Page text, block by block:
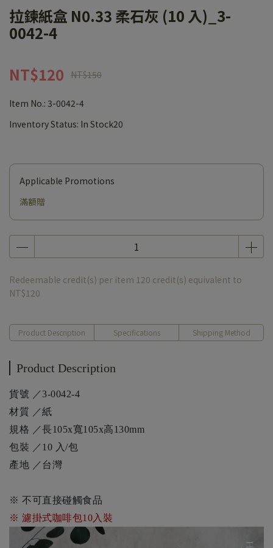
拉鍊紙盒 N0.33 柔石灰 (10 入)_3-
0042-4
NT$120 NT$150
Item No.: 3-0042-4
Inventory Status: In Stock20
Applicable Promotions
滿額贈
Redeemable credit(s) per item 120 credit(s) equivalent to
NT$120
Product Description Specifications Shipping Method
Product Description
貨號 ／3-0042-4
材質 ／紙
規格 ／長105x寬105x高130mm
包裝 ／10 入/包
產地 ／台灣
※ 不可直接碰觸食品
※ 濾掛式咖啡包10入裝